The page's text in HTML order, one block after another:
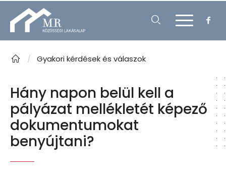
/ Gyakori kérdések és válaszok
Hány napon belül kell a
pályázat mellékletét képező
dokumentumokat
benyújtani?